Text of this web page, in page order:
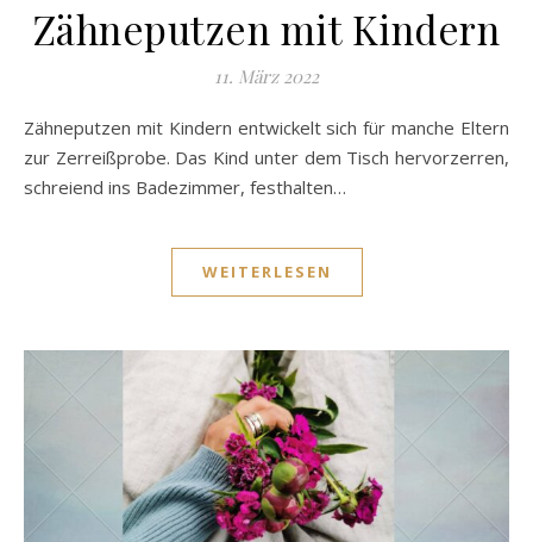
Zähneputzen mit Kindern
11. März 2022
Zähneputzen mit Kindern entwickelt sich für manche Eltern
zur Zerreißprobe. Das Kind unter dem Tisch hervorzerren,
schreiend ins Badezimmer, festhalten…
WEITERLESEN